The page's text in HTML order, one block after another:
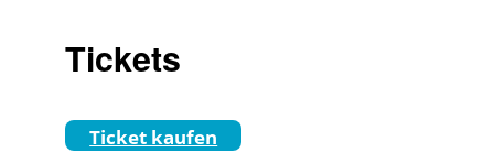
Tickets
Ticket kaufen